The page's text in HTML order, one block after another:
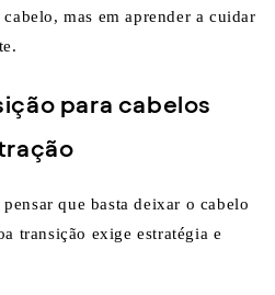
mas em aprender a cuidar
para cabelos
que basta deixar o cabelo
transição exige estratégia e